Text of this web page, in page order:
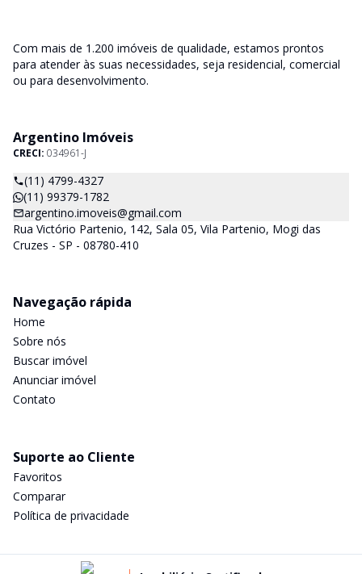
Com mais de 1.200 imóveis de qualidade, estamos prontos
para atender às suas necessidades, seja residencial, comercial
ou para desenvolvimento.
Argentino Imóveis
CRECI: 034961-J
(11) 4799-4327
(11) 99379-1782
argentino.imoveis@gmail.com
Rua Victório Partenio, 142, Sala 05, Vila Partenio, Mogi das
Cruzes - SP - 08780-410
Navegação rápida
Home
Sobre nós
Buscar imóvel
Anunciar imóvel
Contato
Suporte ao Cliente
Favoritos
Comparar
Política de privacidade